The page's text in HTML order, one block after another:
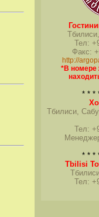
Тел:
Факс:
http://
*В
* * *
Тбилиси,
Тел:
* * *
Tbilisi
Тел: